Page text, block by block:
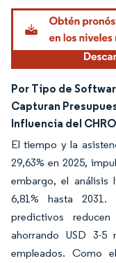
Imagen © Mordor
Por Tipo de
Capturan
Influencia del CHRO
El tiempo y la
29,63% en 2025,
embargo, el análisis
6,81% hasta
predictivos
ahorrando USD 3-5
empleados. Como